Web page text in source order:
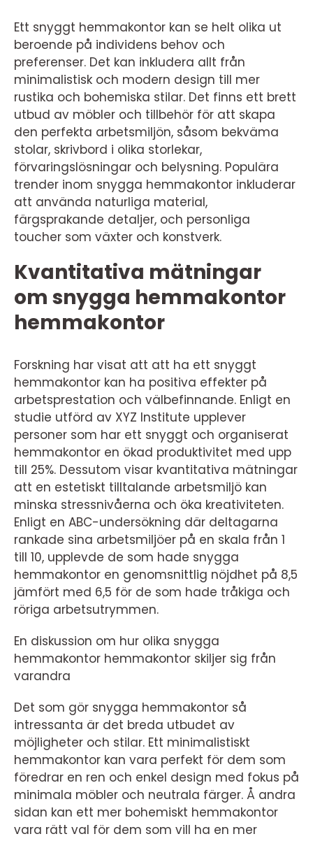
Ett snyggt hemmakontor kan se helt olika ut
beroende på individens behov och
preferenser. Det kan inkludera allt från
minimalistisk och modern design till mer
rustika och bohemiska stilar. Det finns ett brett
utbud av möbler och tillbehör för att skapa
den perfekta arbetsmiljön, såsom bekväma
stolar, skrivbord i olika storlekar,
förvaringslösningar och belysning. Populära
trender inom snygga hemmakontor inkluderar
att använda naturliga material,
färgsprakande detaljer, och personliga
toucher som växter och konstverk.
Kvantitativa mätningar
om snygga hemmakontor
hemmakontor
Forskning har visat att att ha ett snyggt
hemmakontor kan ha positiva effekter på
arbetsprestation och välbefinnande. Enligt en
studie utförd av XYZ Institute upplever
personer som har ett snyggt och organiserat
hemmakontor en ökad produktivitet med upp
till 25%. Dessutom visar kvantitativa mätningar
att en estetiskt tilltalande arbetsmiljö kan
minska stressnivåerna och öka kreativiteten.
Enligt en ABC-undersökning där deltagarna
rankade sina arbetsmiljöer på en skala från 1
till 10, upplevde de som hade snygga
hemmakontor en genomsnittlig nöjdhet på 8,5
jämfört med 6,5 för de som hade tråkiga och
röriga arbetsutrymmen.
En diskussion om hur olika snygga
hemmakontor hemmakontor skiljer sig från
varandra
Det som gör snygga hemmakontor så
intressanta är det breda utbudet av
möjligheter och stilar. Ett minimalistiskt
hemmakontor kan vara perfekt för dem som
föredrar en ren och enkel design med fokus på
minimala möbler och neutrala färger. Å andra
sidan kan ett mer bohemiskt hemmakontor
vara rätt val för dem som vill ha en mer